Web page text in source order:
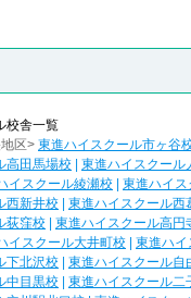
校舎一覧
地区> 東進ハイスクール市ヶ谷
高田馬場校
東進ハイスクール
イスクール綾瀬校
東進ハイ
西新井校
東進ハイスクール西
荻窪校
東進ハイスクール高円
イスクール大井町校
東進ハイ
下北沢校
東進ハイスクール自
中目黒校
東進ハイスクール二